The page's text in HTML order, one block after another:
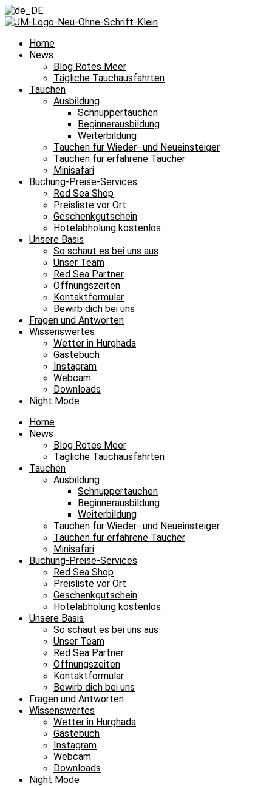
Home
News
Blog Rotes Meer
Tägliche Tauchausfahrten
Tauchen
Ausbildung
Schnuppertauchen
Beginnerausbildung
Weiterbildung
Tauchen für Wieder- und Neueinsteiger
Tauchen für erfahrene Taucher
Minisafari
Buchung-Preise-Services
Red Sea Shop
Preisliste vor Ort
Geschenkgutschein
Hotelabholung kostenlos
Unsere Basis
So schaut es bei uns aus
Unser Team
Red Sea Partner
Öffnungszeiten
Kontaktformular
Bewirb dich bei uns
Fragen und Antworten
Wissenswertes
Wetter in Hurghada
Gästebuch
Instagram
Webcam
Downloads
Night Mode
Home
News
Blog Rotes Meer
Tägliche Tauchausfahrten
Tauchen
Ausbildung
Schnuppertauchen
Beginnerausbildung
Weiterbildung
Tauchen für Wieder- und Neueinsteiger
Tauchen für erfahrene Taucher
Minisafari
Buchung-Preise-Services
Red Sea Shop
Preisliste vor Ort
Geschenkgutschein
Hotelabholung kostenlos
Unsere Basis
So schaut es bei uns aus
Unser Team
Red Sea Partner
Öffnungszeiten
Kontaktformular
Bewirb dich bei uns
Fragen und Antworten
Wissenswertes
Wetter in Hurghada
Gästebuch
Instagram
Webcam
Downloads
Night Mode